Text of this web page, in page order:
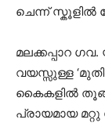
ചെന്ന് സ്കൂളിൽ
മലക്കപ്പാറ
വയസ്സുള്ള
കൈകളിൽ
പ്രായമായ